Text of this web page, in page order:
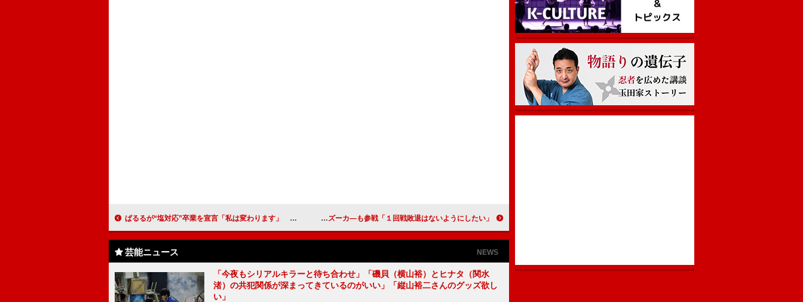
ぱるるが“塩対応”卒業を宣言「私は変わります」 横山由依は「たぶん（卒業）しない」とツッコミ ５年ぶり復活「Ｍ－１」エントリー受け付け開始 ８・６秒バズーカ―も参戦「１回戦敗退はないようにしたい」
芸能ニュース NEWS
「今夜もシリアルキラーと待ち合わせ」「磯貝（横山裕）とヒナタ（関水
渚）の共犯関係が深まってきているのがいい」「縦山裕二さんのグッズ欲し
い」